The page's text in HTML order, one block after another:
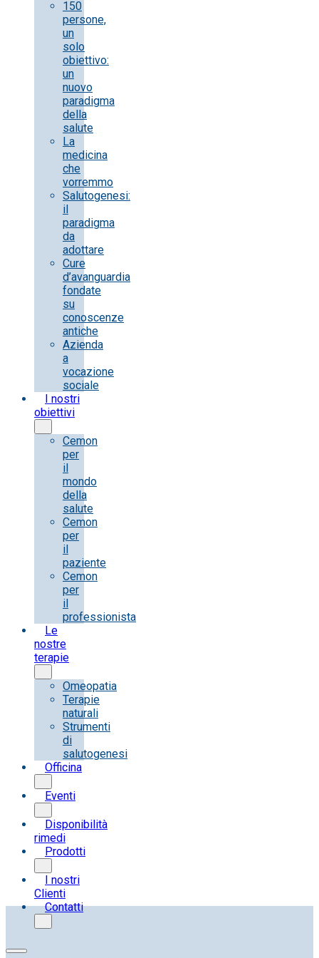
150
persone,
un
solo
obiettivo:
un
nuovo
paradigma
della
salute
La
medicina
che
vorremmo
Salutogenesi:
il
paradigma
da
adottare
Cure
d’avanguardia
fondate
su
conoscenze
antiche
Azienda
a
vocazione
sociale
I nostri
obiettivi
Cemon
per
il
mondo
della
salute
Cemon
per
il
paziente
Cemon
per
il
professionista
Le
nostre
terapie
Omeopatia
Terapie
naturali
Strumenti
di
salutogenesi
Officina
Eventi
Disponibilità
rimedi
Prodotti
I nostri
Clienti
Contatti